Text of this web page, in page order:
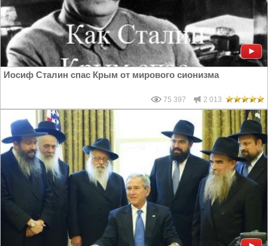
Иосиф Сталин спас Крым от мирового сионизма
75 397 2 013